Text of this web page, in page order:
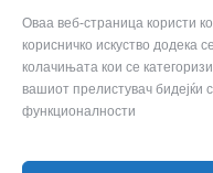
Оваа веб-страница користи
корисничко искуство додека
колачињата кои се
вашиот прелистувач бидејќи
функционалности
давател на
заштита за да
информирана